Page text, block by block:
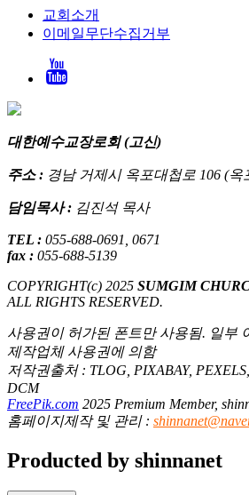
교회소개
이메일무단수집거부
대한예수교장로회 (고신)
주소 : 경남 거제시 옥포대첩로 106 (옥
담임목사 : 김진석 목사
TEL : 055-688-0691, 0671
fax : 055-688-5139
COPYRIGHT(c) 2025 SUMGIM
ALL RIGHTS RESERVED.
사용권이 허가된 폰트만 사용됨. 일부
제작업체 사용권에 의함
저작권출처 : TLOG, PIXABAY,
DCM
FreePik.com 2025 Premium Member,
홈페이지제작 및 관리 :
Producted by shinnanet